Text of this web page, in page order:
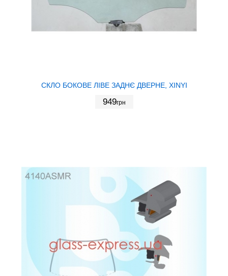
СКЛО БОКОВЕ ЛІВЕ ЗАДНЄ ДВЕРНЕ, XINYI
949грн